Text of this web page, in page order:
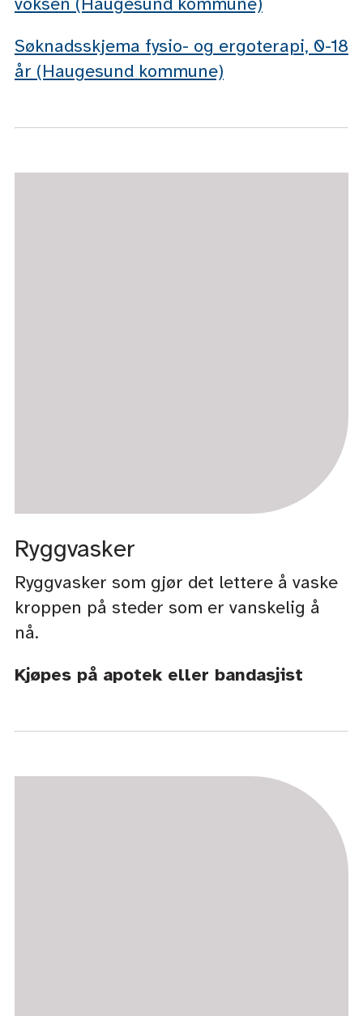
Søknadsskjema fysio- og ergoterapi, 0-18
år (Haugesund kommune)
Ryggvasker
Ryggvasker som gjør det lettere å vaske
kroppen på steder som er vanskelig å
nå.
Kjøpes på apotek eller bandasjist